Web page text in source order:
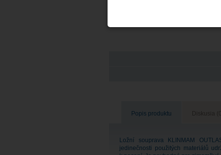
Popis produktu
Ložní souprava KLINMAM
jedinečnosti použitých materiálů